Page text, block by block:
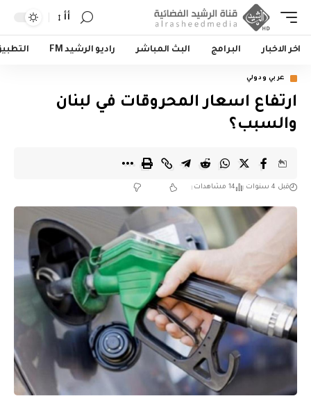
أأ
اخر الاخبار البرامج البث المباشر راديو الرشيد FM
عربي ودولي
ارتفاع اسعار المحروقات في لبنان
والسبب؟
قبل 4 سنوات 14 مشاهدات